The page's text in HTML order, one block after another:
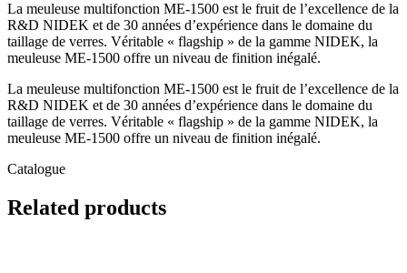
La meuleuse multifonction ME-1500 est le fruit de l’excellence de la
R&D NIDEK et de 30 années d’expérience dans le domaine du
taillage de verres. Véritable « flagship » de la gamme NIDEK, la
meuleuse ME-1500 offre un niveau de finition inégalé.
La meuleuse multifonction ME-1500 est le fruit de l’excellence de la
R&D NIDEK et de 30 années d’expérience dans le domaine du
taillage de verres. Véritable « flagship » de la gamme NIDEK, la
meuleuse ME-1500 offre un niveau de finition inégalé.
Catalogue
Related products